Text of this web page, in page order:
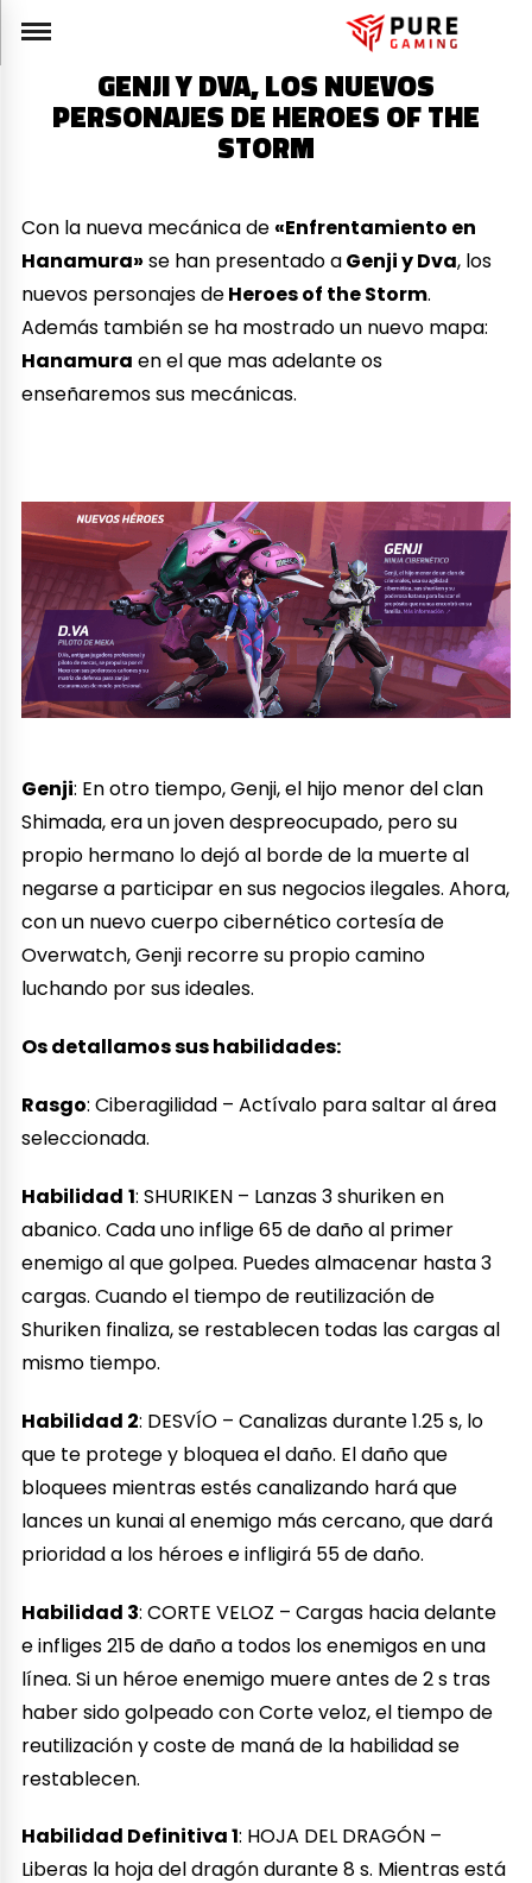
GENJI Y DVA, LOS NUEVOS
PERSONAJES DE HEROES OF THE
STORM
Con la nueva mecánica de «Enfrentamiento en
Hanamura» se han presentado aGenji y Dva, los
nuevos personajes deHeroes of the Storm.
Además también se ha mostrado un nuevo mapa:
Hanamura en el que mas adelante os
enseñaremos sus mecánicas.
Genji: En otro tiempo, Genji, el hijo menor del clan
Shimada, era un joven despreocupado, pero su
propio hermano lo dejó al borde de la muerte al
negarse a participar en sus negocios ilegales. Ahora,
con un nuevo cuerpo cibernético cortesía de
Overwatch, Genji recorre su propio camino
luchando por sus ideales.
Os detallamos sus habilidades:
Rasgo:Ciberagilidad –Actívalo para saltar al área
seleccionada.
Habilidad 1: SHURIKEN – Lanzas 3 shuriken en
abanico. Cada uno inflige 65 de daño al primer
enemigo al que golpea. Puedes almacenar hasta 3
cargas. Cuando el tiempo de reutilización de
Shuriken finaliza, se restablecen todas las cargas al
mismo tiempo.
Habilidad 2: DESVÍO – Canalizas durante 1.25 s, lo
que te protege y bloquea el daño. El daño que
bloquees mientras estés canalizando hará que
lances un kunai al enemigo más cercano, que dará
prioridad a los héroes e infligirá 55 de daño.
Habilidad 3: CORTE VELOZ – Cargas hacia delante
e infliges 215 de daño a todos los enemigos en una
línea. Si un héroe enemigo muere antes de 2 s tras
haber sido golpeado con Corte veloz, el tiempo de
reutilización y coste de maná de la habilidad se
restablecen.
Habilidad Definitiva 1: HOJA DEL DRAGÓN –
Liberas la hoja del dragón durante 8 s. Mientras está